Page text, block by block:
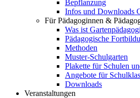
Bepflanzung
Infos und Downloads
Für Pädagoginnen &
Was ist
Pädagogische
Methoden
Muster-Schulgarten
Plakette für Schulen
Angebote für
Downloads
Veranstaltungen